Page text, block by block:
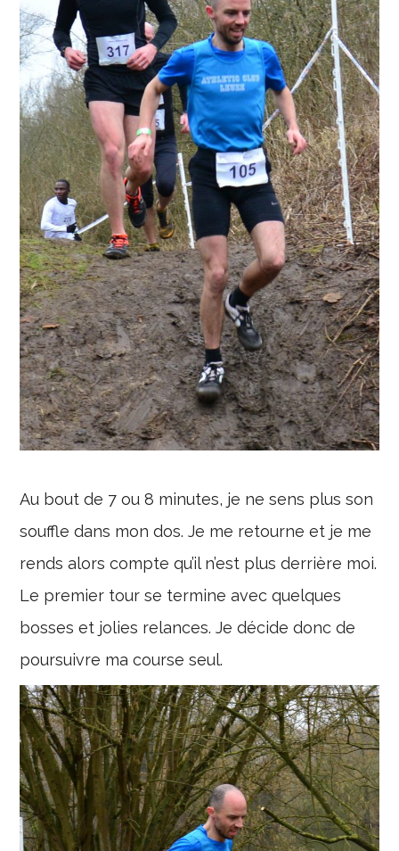
Au bout de 7 ou 8 minutes, je ne sens plus son
souffle dans mon dos. Je me retourne et je me
rends alors compte qu’il n’est plus derrière moi.
Le premier tour se termine avec quelques
bosses et jolies relances. Je décide donc de
poursuivre ma course seul.